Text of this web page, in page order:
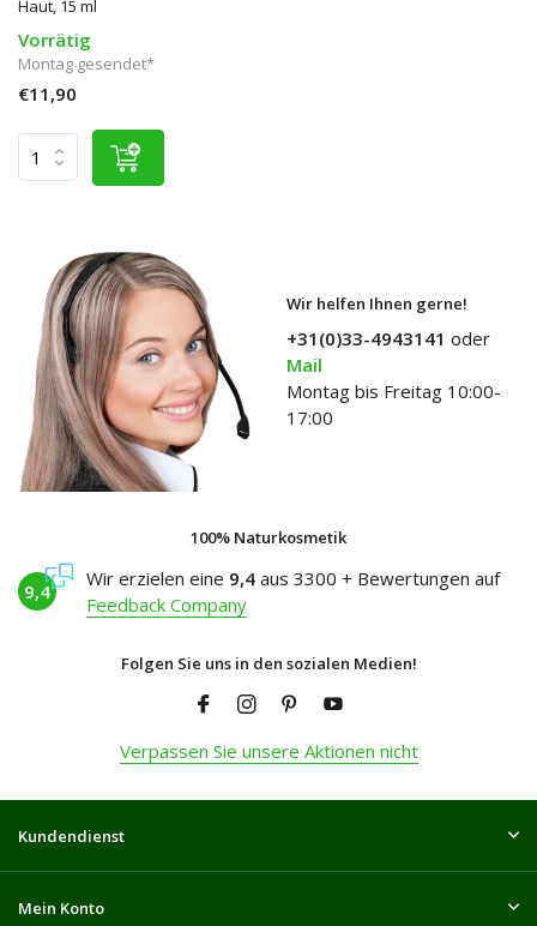
Haut, 15 ml
Vorrätig
Montag gesendet*
€11,90
Wir helfen Ihnen gerne!
+31(0)33-4943141 oder
Mail
Montag bis Freitag 10:00-
17:00
100% Naturkosmetik
9,4
Wir erzielen eine 9,4 aus 3300 + Bewertungen auf
Feedback Company
Folgen Sie uns in den sozialen Medien!
Verpassen Sie unsere Aktionen nicht
Kundendienst
Mein Konto